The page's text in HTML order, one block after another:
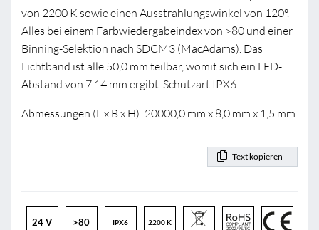
von 2200 K sowie einen Ausstrahlungswinkel von 120°.
Alles bei einem Farbwiedergabeindex von >80 und einer
Binning-Selektion nach SDCM3 (MacAdams). Das
Lichtband ist alle 50,0 mm teilbar, womit sich ein LED-
Abstand von 7.14 mm ergibt. Schutzart IPX6
Abmessungen (L x B x H): 20000,0 mm x 8,0 mm x 1,5 mm
Text kopieren
24 V >80 IPX6 2200 K